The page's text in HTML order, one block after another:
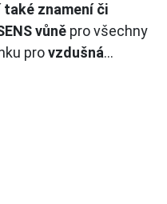
také znamení či
vůně pro všechny
provzdušná